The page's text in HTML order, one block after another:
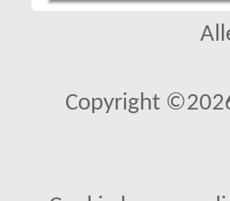
Copyright